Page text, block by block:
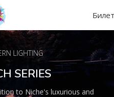
LIGHTING
SERIES
to Niche's luxurious and